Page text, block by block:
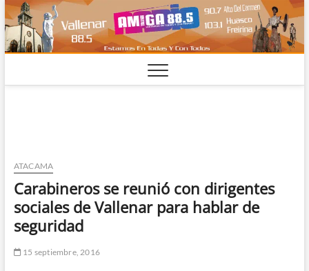
Saltar
al
contenido
ATACAMA
Carabineros se reunió con dirigentes
sociales de Vallenar para hablar de
seguridad
15 septiembre, 2016